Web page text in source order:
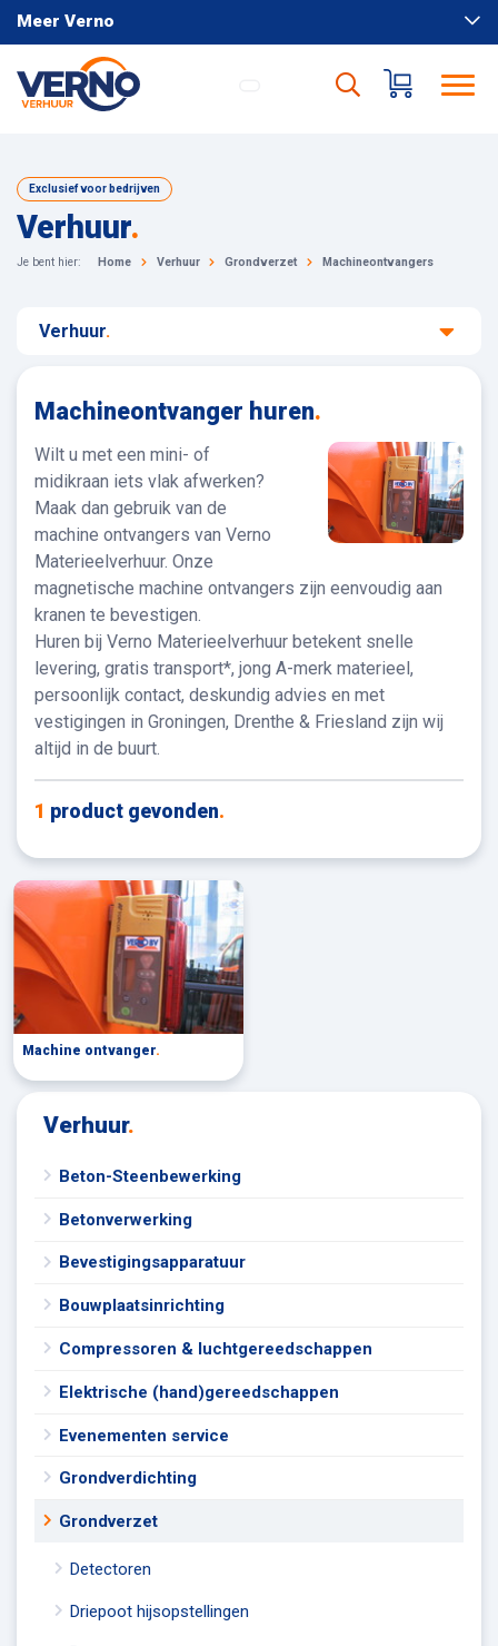
Meer Verno
Exclusief voor bedrijven
Verhuur.
Je bent hier: Home Verhuur Grondverzet Machineontvangers
Verhuur.
Machineontvanger huren.
Wilt u met een mini- of
midikraan iets vlak afwerken?
Maak dan gebruik van de
machine ontvangers van Verno
Materieelverhuur. Onze
magnetische machine ontvangers zijn eenvoudig aan
kranen te bevestigen.
Huren bij Verno Materieelverhuur betekent snelle
levering, gratis transport*, jong A-merk materieel,
persoonlijk contact, deskundig advies en met
vestigingen in Groningen, Drenthe & Friesland zijn wij
altijd in de buurt.
1 product gevonden.
Machine ontvanger.
Verhuur.
Beton-Steenbewerking
Betonverwerking
Bevestigingsapparatuur
Bouwplaatsinrichting
Compressoren & luchtgereedschappen
Elektrische (hand)gereedschappen
Evenementen service
Grondverdichting
Grondverzet
Detectoren
Driepoot hijsopstellingen